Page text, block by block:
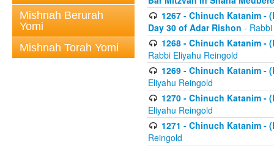
Mishnah Berurah
Yomi
Mishnah Torah Yomi
1267 - Chinuch Katanim -
Day 30 of Adar Rishon -
1268 - Chinuch Katanim -
Rabbi Eliyahu Reingold
1269 - Chinuch Katanim -
Eliyahu Reingold
1270 - Chinuch Katanim -
Eliyahu Reingold
1271 - Chinuch Katanim -
Reingold